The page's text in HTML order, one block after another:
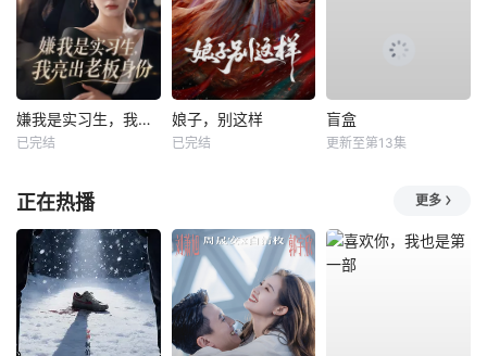
嫌我是实习生，我亮出老板身份
已完结
娘子，别这样
已完结
盲盒
更新至第13集
正在热播 更多